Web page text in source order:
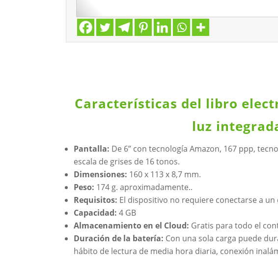
Características del libro
luz
Pantalla: De 6” con tecnología Amazon, 167 ppp,
escala de grises de 16 tonos.
Dimensiones: 160 x 113 x 8,7 mm.
Peso: 174 g. aproximadamente..
Requisitos: El dispositivo no requiere conectarse a
Capacidad:4 GB
Almacenamiento en el Cloud: Gratis para todo el
Duración de la batería: Con una sola carga puede
hábito de lectura de media hora diaria, conexión